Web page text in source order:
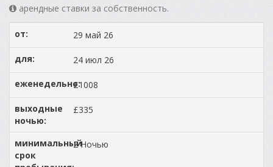
арендные ставки за собственность.
29 май 26
24 июл 26
£1008
£335
2 Ночью